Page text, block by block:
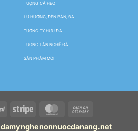
TƯỢNG CÁ HEO
LƯ HƯƠNG, ĐÈN BÀN, ĐÁ
TƯỢNG TỲ HƯU ĐÁ
TƯỢNG LÂN NGHÊ ĐÁ
SẢN PHẨM MỚI
damynghenonnuocdanang.net